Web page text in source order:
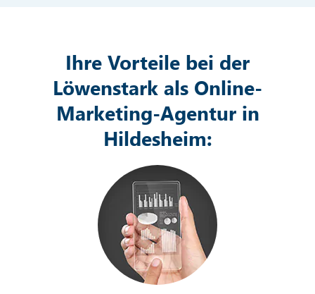
Ihre Vorteile bei der
Löwenstark als Online-
Marketing-Agentur in
Hildesheim: